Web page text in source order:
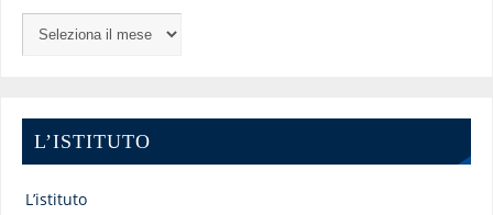
L’ISTITUTO
L’istituto